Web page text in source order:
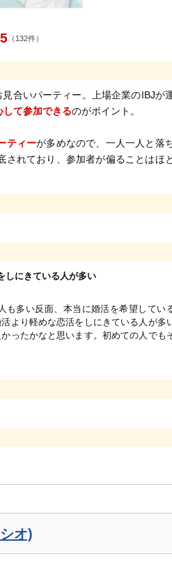
（132件）
合いパーティー。上場企業のIBJが
して参加できるのがポイント。
ティーが多めなので、一人一人と落
されており、参加者が偏ることはほ
しにきている人が多い
も多い反面、本当に婚活を希望してい
より軽めな恋活をしにきている人が多
ったかなと思います。初めての人でも
オ)